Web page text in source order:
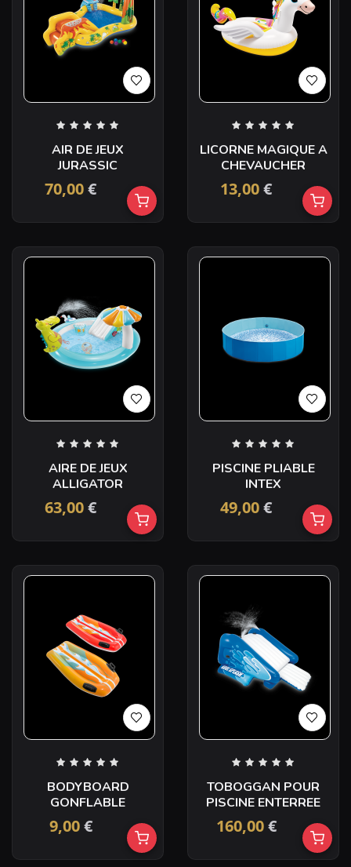
AIR DE JEUX
JURASSIC
70,00€
LICORNE MAGIQUE A
CHEVAUCHER
13,00€
AIRE DE JEUX
ALLIGATOR
63,00€
PISCINE PLIABLE
INTEX
49,00€
BODYBOARD
GONFLABLE
9,00€
TOBOGGAN POUR
PISCINE ENTERREE
160,00€